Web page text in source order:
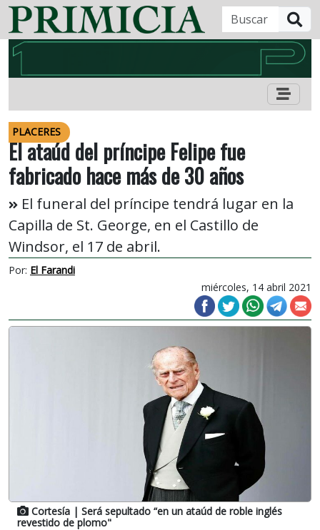
PLACERES
El ataúd del príncipe Felipe fue
fabricado hace más de 30 años
El funeral del príncipe tendrá lugar en la
Capilla de St. George, en el Castillo de
Windsor, el 17 de abril.
Por: El Farandi
miércoles, 14 abril 2021
Cortesía | Será sepultado “en un ataúd de roble inglés
revestido de plomo"